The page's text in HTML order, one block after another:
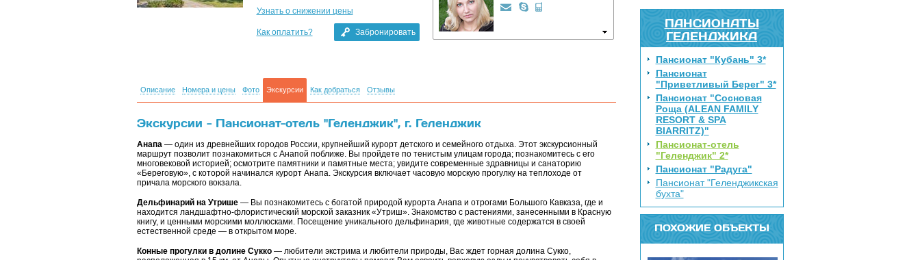
ПАНСИОНАТЫ
ГЕЛЕНДЖИКА
Пансионат "Кубань" 3*
Пансионат
"Приветливый Берег" 3*
Пансионат "Сосновая
Роща (ALEAN FAMILY
RESORT & SPA
BIARRITZ)"
Пансионат-отель
"Геленджик" 2*
Пансионат "Радуга"
Пансионат "Геленджикская
бухта"
ПОХОЖИЕ ОБЪЕКТЫ
Узнать о снижении цены
Как оплатить? Забронировать
Описание Номера и цены Фото Экскурсии Как добраться Отзывы
Экскурсии - Пансионат-отель "Геленджик", г. Геленджик
Анапа— один из древнейших городов России, крупнейший курорт детского и семейного отдыха. Этот экскурсионный
маршрут позволит познакомиться с Анапой поближе. Вы пройдете по тенистым улицам города; познакомитесь с его
многовековой историей; осмотрите памятники и памятные места; увидите современные здравницы и санаторию
«Береговую», с которой начинался курорт Анапа. Экскурсия включает часовую морскую прогулку на теплоходе от
причала морского вокзала.
Дельфинарий на Утрише— Вы познакомитесь с богатой природой курорта Анапа и отрогами Большого Кавказа, где и
находится ландшафтно-флористический морской заказник «Утриш». Знакомство с растениями, занесенными в Красную
книгу, и ценными морскими моллюсками. Посещение уникального дельфинария, где животные содержатся в своей
естественной среде — в открытом море.
Конные прогулки в долине Сукко— любители экстрима и любители природы, Вас ждет горная долина Сукко,